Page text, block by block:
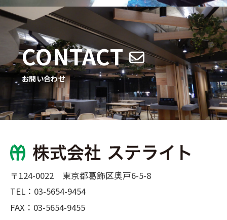
CONTACT
お問い合わせ
〒124-0022 東京都葛飾区奥戸6-5-8
TEL： 03-5654-9454
FAX：03-5654-9455